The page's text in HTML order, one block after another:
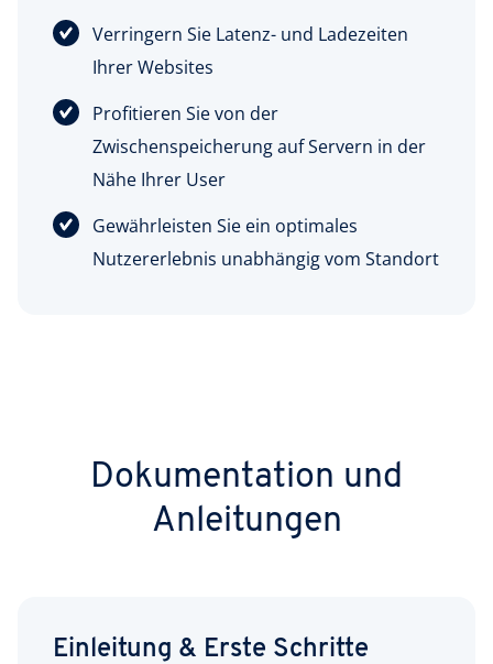
Verringern Sie Latenz- und Ladezeiten
Ihrer Websites
Profitieren Sie von der
Zwischenspeicherung auf Servern in der
Nähe Ihrer User
Gewährleisten Sie ein optimales
Nutzererlebnis unabhängig vom Standort
Dokumentation und
Anleitungen
Einleitung & Erste Schritte